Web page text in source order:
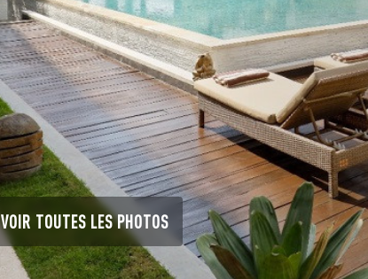
VOIR TOUTES LES PHOTOS